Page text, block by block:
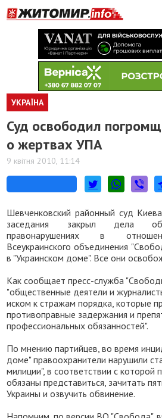
УКРАЇНА
Суд освободил
о жертвах УПА
9 квітня 2010, 11:14
Шевченковский районный суд
заседания закрыл дела об
правонарушениях в
Всеукраинского объединения
в "Украинском доме". Все они
Как сообщает пресс-служба
"общественные деятели и
иском к стражам порядка, которые
противоправные задержания и
профессиональных обязанностей".
По мнению партийцев, во время
доме" правоохранители нарушили
милиции", в соответствии с которой
обязаны представиться, зачитать
Украины и озвучить обвинение.